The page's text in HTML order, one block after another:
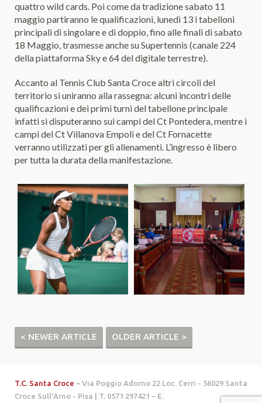
quattro wild cards. Poi come da tradizione sabato 11
maggio partiranno le qualificazioni, lunedì 13 i tabelloni
principali di singolare e di doppio, fino alle finali di sabato
18 Maggio, trasmesse anche su Supertennis (canale 224
della piattaforma Sky e 64 del digitale terrestre).
Accanto al Tennis Club Santa Croce altri circoli del
territorio si uniranno alla rassegna: alcuni incontri delle
qualificazioni e dei primi turni del tabellone principale
infatti si disputeranno sui campi del Ct Pontedera, mentre i
campi del Ct Villanova Empoli e del Ct Fornacette
verranno utilizzati per gli allenamenti. L’ingresso è libero
per tutta la durata della manifestazione.
< NEWER ARTICLE OLDER ARTICLE >
T.C. Santa Croce ~ Via Poggio Adorno 22 Loc. Cerri - 56029 Santa
Croce Sull'Arno - Pisa | T. 0571 297421 ~ E.